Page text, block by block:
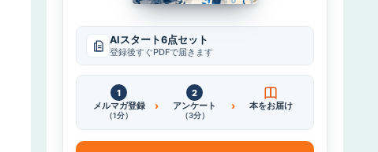
AIスタート6点セット
登録後すぐPDFで届きます
1
メルマガ登録
（1分）
›
2
アンケート
（3分）
› 本をお届け